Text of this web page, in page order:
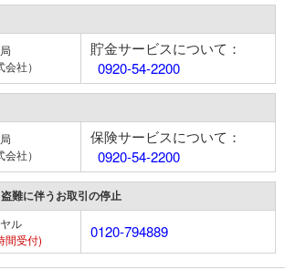
会社）
貯金サービスについて：
0920-54-2200
会社）
保険サービスについて：
0920-54-2200
難に伴うお取引の停止
ル
間受付)
0120-794889